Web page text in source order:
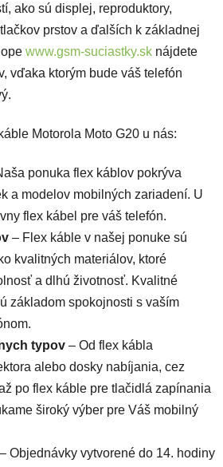
ako sú displej, reproduktory,
prstov a ďalších k základnej
www.gsm-suciastky.sk nájdete
vďaka ktorým bude váš telefón
Motorola Moto G20 u nás:
ponuka flex káblov pokrýva
a modelov mobilných zariadení. U
flex kábel pre váš telefón.
– Flex káble v našej ponuke sú
kvalitných materiálov, ktoré
a dlhú životnosť. Kvalitné
základom spokojnosti s vaším
typov – Od flex kábla
alebo dosky nabíjania, cez
po flex káble pre tlačidlá zapínania
široký výber pre Váš mobilný
– Objednávky vytvorené do 14. hodiny